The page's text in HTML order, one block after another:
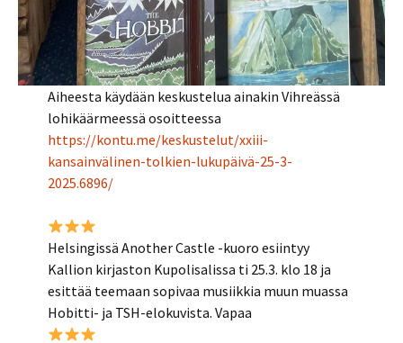
Aiheesta käydään keskustelua ainakin Vihreässä
lohikäärmeessä osoitteessa
https://kontu.me/keskustelut/xxiii-
kansainvälinen-tolkien-lukupäivä-25-3-
2025.6896/
Helsingissä Another Castle -kuoro esiintyy
Kallion kirjaston Kupolisalissa ti 25.3. klo 18 ja
esittää teemaan sopivaa musiikkia muun muassa
Hobitti- ja TSH-elokuvista. Vapaa